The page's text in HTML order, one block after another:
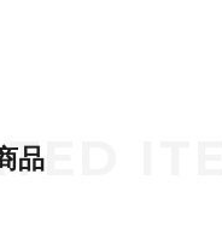
品